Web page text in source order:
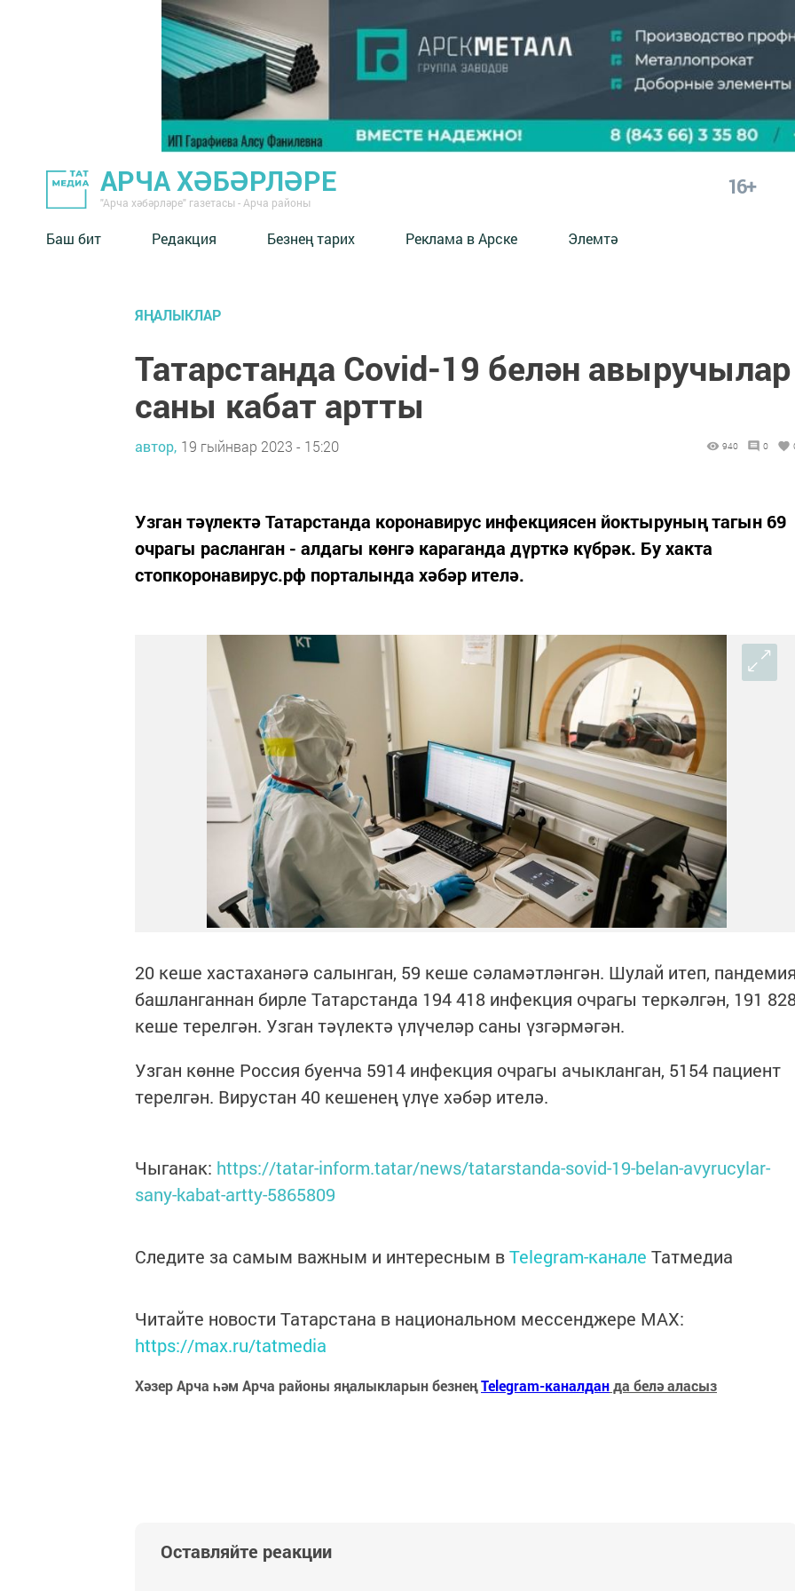
АРЧА ХӘБӘРЛӘРЕ
"Арча хәбәрләре" газетасы - Арча районы
16+
Баш бит Редакция Безнең тарих Реклама в Арске Элемтә
ЯҢАЛЫКЛАР
Татарстанда Сovid-19 белән авыручылар
саны кабат артты
автор, 19 гыйнвар 2023 - 15:20 940 0
Узган тәүлектә Татарстанда коронавирус инфекциясен йоктыруның тагын 69
очрагы расланган - алдагы көнгә караганда дүрткә күбрәк. Бу хакта
стопкоронавирус.рф порталында хәбәр ителә.
20 кеше хастаханәгә салынган, 59 кеше сәламәтләнгән. Шулай итеп,
башланганнан бирле Татарстанда 194 418 инфекция очрагы теркәлгән, 191
кеше терелгән. Узган тәүлектә үлүчеләр саны үзгәрмәгән.
Узган көнне Россия буенча 5914 инфекция очрагы ачыкланган, 5154 пациент
терелгән. Вирустан 40 кешенең үлүе хәбәр ителә.
Чыганак: https://tatar-inform.tatar/news/tatarstanda-sovid-19-belan-avyrucylar-
sany-kabat-artty-5865809
Следите за самым важным и интересным вTelegram-канале Татмедиа
Читайте новости Татарстана в национальном мессенджере MАХ:
https://max.ru/tatmedia
Хәзер Арча һәм Арча районы яңалыкларын безнеңTelegram-каналданда белә аласыз
Оставляйте реакции